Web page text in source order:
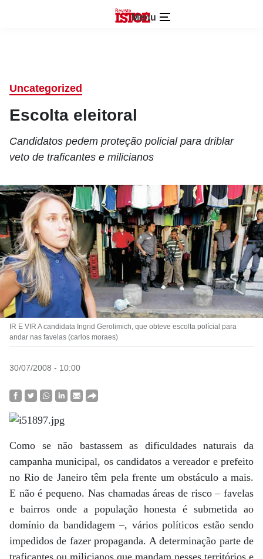
Menu
Uncategorized
Escolta eleitoral
Candidatos pedem proteção policial para driblar
veto de traficantes e milicianos
IR E VIR A candidata Ingrid Gerolimich, que obteve escolta polícial para
andar nas favelas (carlos moraes)
30/07/2008 - 10:00
Como se não bastassem as dificuldades naturais da
campanha municipal, os candidatos a vereador e prefeito
no Rio de Janeiro têm pela frente um obstáculo a mais.
E não é pequeno. Nas chamadas áreas de risco – favelas
e bairros onde a população honesta é submetida ao
domínio da bandidagem –, vários políticos estão sendo
impedidos de fazer propaganda. A determinação parte de